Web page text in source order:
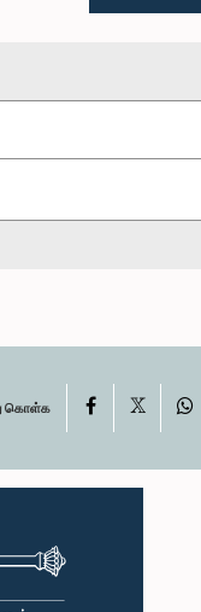
கொள்க Facebook